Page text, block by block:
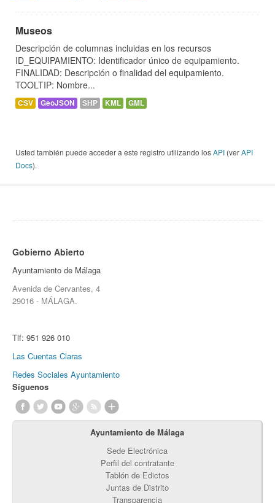
Museos
Descripción de columnas incluidas en los recursos
ID_EQUIPAMIENTO: Identificador único de equipamiento.
FINALIDAD: Descripción o finalidad del equipamiento.
TOOLTIP: Nombre...
CSV GeoJSON SHP KML GML
Usted también puede acceder a este registro utilizando losAPI (verAPI
Docs).
Gobierno Abierto
Ayuntamiento de Málaga
Avenida de Cervantes, 4
29016 - MÁLAGA.
Tlf: 951 926 010
Las Cuentas Claras
Redes Sociales Ayuntamiento
Síguenos
Ayuntamiento de Málaga
Sede Electrónica
Perfil del contratante
Tablón de Edictos
Juntas de Distrito
Transparencia